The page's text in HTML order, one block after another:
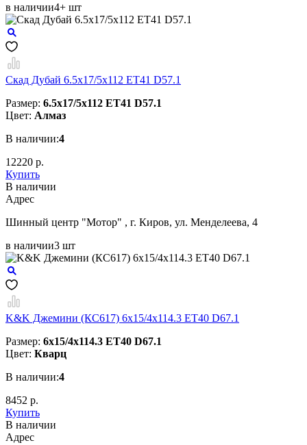
в наличии4+ шт
Скад Дубай 6.5x17/5x112 ET41 D57.1
Размер: 6.5x17/5x112 ET41 D57.1
Цвет: Алмаз
В наличии:4
12220 р.
Купить
В наличии
Aдрес
Шинный центр "Мотор" , г. Киров, ул. Менделеева, 4
в наличии3 шт
K&K Джемини (КС617) 6x15/4x114.3 ET40 D67.1
Размер: 6x15/4x114.3 ET40 D67.1
Цвет: Кварц
В наличии:4
8452 р.
Купить
В наличии
Aдрес